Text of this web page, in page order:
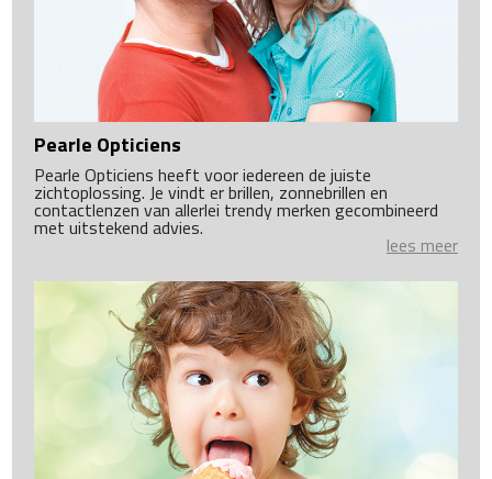
Pearle Opticiens
Pearle Opticiens heeft voor iedereen de juiste
zichtoplossing. Je vindt er brillen, zonnebrillen en
contactlenzen van allerlei trendy merken gecombineerd
met uitstekend advies.
lees meer